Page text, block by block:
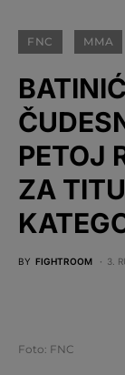
FNC MMA
PETOJ
ZA
BY FIGHTROOM 3.
Foto: FNC